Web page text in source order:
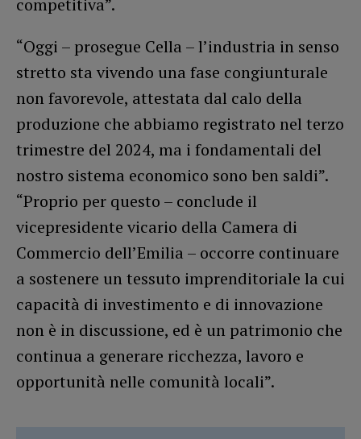
competitiva”.
“Oggi – prosegue Cella – l’industria in senso
stretto sta vivendo una fase congiunturale
non favorevole, attestata dal calo della
produzione che abbiamo registrato nel terzo
trimestre del 2024, ma i fondamentali del
nostro sistema economico sono ben saldi”.
“Proprio per questo – conclude il
vicepresidente vicario della Camera di
Commercio dell’Emilia – occorre continuare
a sostenere un tessuto imprenditoriale la cui
capacità di investimento e di innovazione
non è in discussione, ed è un patrimonio che
continua a generare ricchezza, lavoro e
opportunità nelle comunità locali”.